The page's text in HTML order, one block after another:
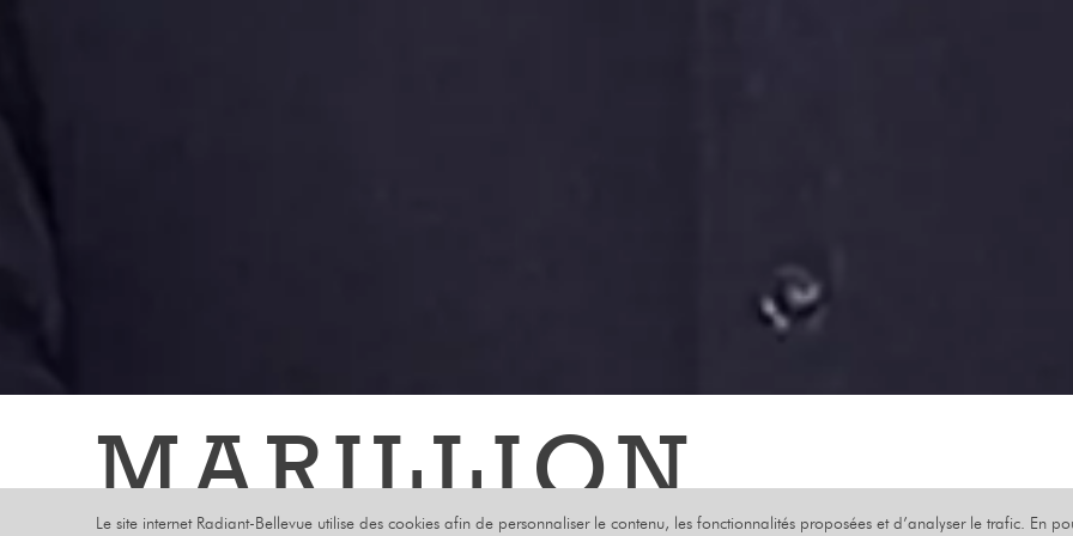
MARILLION
Le site internet Radiant-Bellevue utilise des cookies afin de personnaliser le contenu, les fonctionnalités proposées et d’analyser le trafic. En